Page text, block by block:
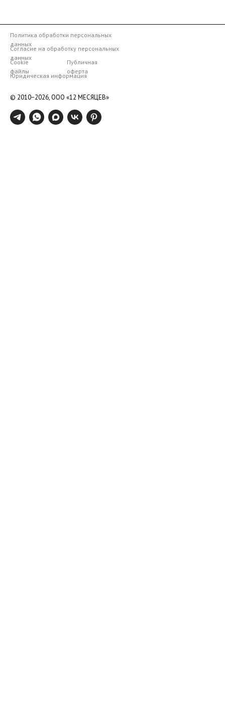
Политика обработки персональных
данных
Согласие на обработку персональных
данных
Публичная
оферта
Cookie
файлы
Юридическая информация
© 2010−2026,ООО «12 МЕСЯЦЕВ»